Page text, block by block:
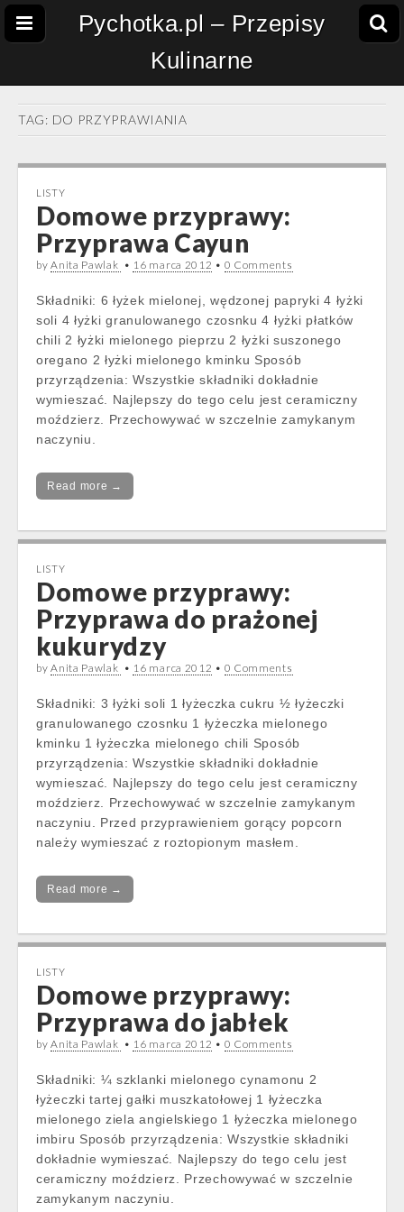
Pychotka.pl – Przepisy
Kulinarne
TAG: DO PRZYPRAWIANIA
LISTY
Domowe przyprawy:
Przyprawa Cayun
byAnita Pawlak • 16 marca 2012 • 0 Comments
Składniki: 6 łyżek mielonej, wędzonej papryki 4 łyżki
soli 4 łyżki granulowanego czosnku 4 łyżki płatków
chili 2 łyżki mielonego pieprzu 2 łyżki suszonego
oregano 2 łyżki mielonego kminku Sposób
przyrządzenia: Wszystkie składniki dokładnie
wymieszać. Najlepszy do tego celu jest ceramiczny
moździerz. Przechowywać w szczelnie zamykanym
naczyniu.
Read more →
LISTY
Domowe przyprawy:
Przyprawa do prażonej
kukurydzy
byAnita Pawlak • 16 marca 2012 • 0 Comments
Składniki: 3 łyżki soli 1 łyżeczka cukru ½ łyżeczki
granulowanego czosnku 1 łyżeczka mielonego
kminku 1 łyżeczka mielonego chili Sposób
przyrządzenia: Wszystkie składniki dokładnie
wymieszać. Najlepszy do tego celu jest ceramiczny
moździerz. Przechowywać w szczelnie zamykanym
naczyniu. Przed przyprawieniem gorący popcorn
należy wymieszać z roztopionym masłem.
Read more →
LISTY
Domowe przyprawy:
Przyprawa do jabłek
byAnita Pawlak • 16 marca 2012 • 0 Comments
Składniki: ¼ szklanki mielonego cynamonu 2
łyżeczki tartej gałki muszkatołowej 1 łyżeczka
mielonego ziela angielskiego 1 łyżeczka mielonego
imbiru Sposób przyrządzenia: Wszystkie składniki
dokładnie wymieszać. Najlepszy do tego celu jest
ceramiczny moździerz. Przechowywać w szczelnie
zamykanym naczyniu.